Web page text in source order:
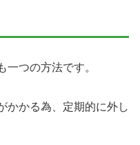
一つの方法です。
かかる為、定期的に外し